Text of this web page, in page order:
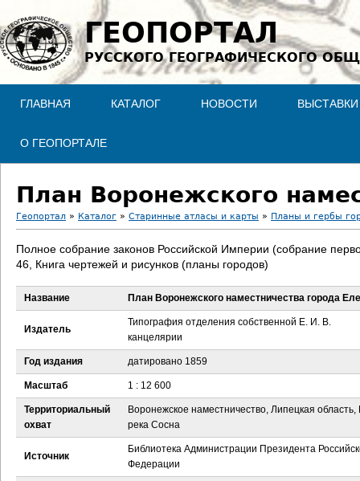
Jump to navigation
ГЕОПОРТАЛ
РУССКОГО ГЕОГРАФИЧЕСКОГО
ГЛАВНАЯ КАТАЛОГ НОВОСТИ ВЫСТАВКИ
О ГЕОПОРТАЛЕ
План Воронежского
В
ы
д
е
с
ь
Геопортал » Каталог » Старинные атласы и карты » Планы и гербы
Полное собрание законов Российской Империи (собрание
46, Книга чертежей и рисунков (планы городов)
Название План Воронежского наместничества города
Издатель
Типография отделения собственной Е. И. В.
канцелярии
Год издания датировано 1859
Масштаб 1 : 12 600
Территориальный
охват
Воронежское наместничество, Липецкая область,
река Сосна
Источник
Библиотека Администрации Президента
Федерации